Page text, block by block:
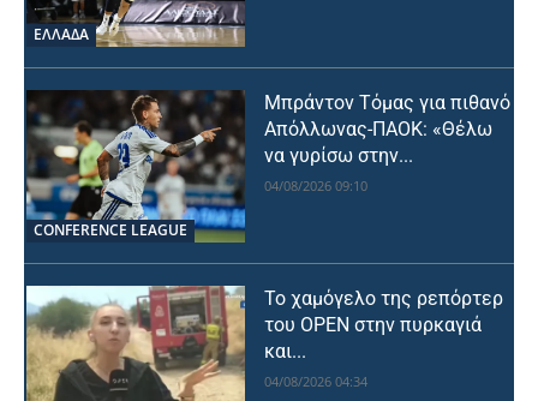
ΕΛΛΑΔΑ
CONFERENCE LEAGUE
Μπράντον Τόμας για πιθανό
Απόλλωνας-ΠΑΟΚ: «Θέλω
να γυρίσω στην...
04/08/2026 09:10
Το χαμόγελο της ρεπόρτερ
του OPEN στην πυρκαγιά
και...
04/08/2026 04:34